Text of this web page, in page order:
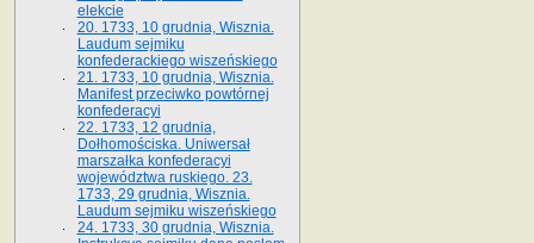
elekcie
20. 1733, 10 grudnia, Wisznia.
Laudum sejmiku
konfederackiego wiszeńskiego
21. 1733, 10 grudnia, Wisznia.
Manifest przeciwko powtórnej
konfederacyi
22. 1733, 12 grudnia,
Dołhomościska. Uniwersał
marszałka konfederacyi
województwa ruskiego. 23.
1733, 29 grudnia, Wisznia.
Laudum sejmiku wiszeńskiego
24. 1733, 30 grudnia, Wisznia.